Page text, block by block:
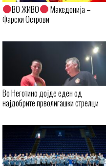
ВО ЖИВО
Македонија –
Фарски Острови
Во Неготино дојде еден од
најдобрите прволигашки стрелци